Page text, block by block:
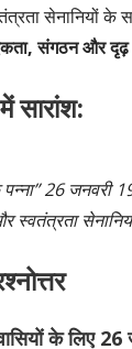
सेनानियों के
संगठन और दृढ़
सारांश:
पन्ना” 26 जनवरी
स्वतंत्रता
के लिए 26